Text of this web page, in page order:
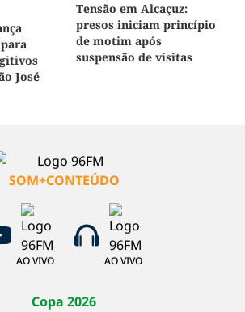
José
Tensão em Alcaçuz:
presos iniciam princípio
de motim após
suspensão de visitas
SOM+CONTEÚDO
AO VIVO AO VIVO
Copa 2026